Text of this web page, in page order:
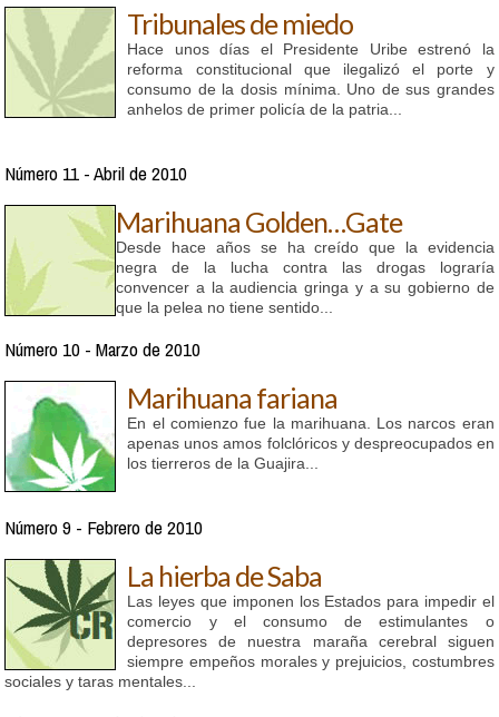
Tribunales de miedo
Hace unos días el Presidente Uribe estrenó la
reforma constitucional que ilegalizó el porte y
consumo de la dosis mínima. Uno de sus grandes
anhelos de primer policía de la patria...
Número 11 - Abril de 2010
Marihuana Golden…Gate
Desde hace años se ha creído que la evidencia
negra de la lucha contra las drogas lograría
convencer a la audiencia gringa y a su gobierno de
que la pelea no tiene sentido...
Número 10 - Marzo de 2010
Marihuana fariana
En el comienzo fue la marihuana. Los narcos eran
apenas unos amos folclóricos y despreocupados en
los tierreros de la Guajira...
Número 9 - Febrero de 2010
La hierba de Saba
Las leyes que imponen los Estados para impedir el
comercio y el consumo de estimulantes o
depresores de nuestra maraña cerebral siguen
siempre empeños morales y prejuicios, costumbres
sociales y taras mentales...